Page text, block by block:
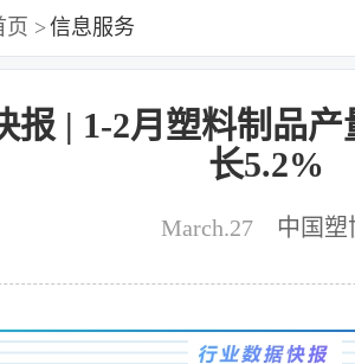
页 >信息服务
报 | 1-2月塑料制品产
长5.2%
March.27 中国塑